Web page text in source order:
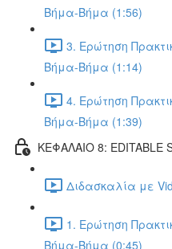
Βήμα-Βήμα (1:56)
3. Ερώτηση
Βήμα-Βήμα (1:14)
4. Ερώτηση
Βήμα-Βήμα (1:39)
ΚΕΦΑΛΑΙΟ 8: EDITABLE
Διδασκαλία με
1. Ερώτηση
Βήμα-Βήμα (0:45)